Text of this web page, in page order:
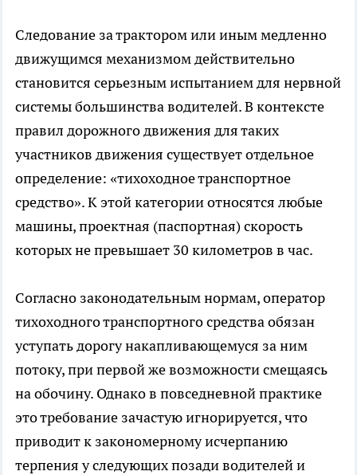
Следование за трактором или иным медленно
движущимся механизмом действительно
становится серьезным испытанием для нервной
системы большинства водителей. В контексте
правил дорожного движения для таких
участников движения существует отдельное
определение: «тихоходное транспортное
средство». К этой категории относятся любые
машины, проектная (паспортная) скорость
которых не превышает 30 километров в час.
Согласно законодательным нормам, оператор
тихоходного транспортного средства обязан
уступать дорогу накапливающемуся за ним
потоку, при первой же возможности смещаясь
на обочину. Однако в повседневной практике
это требование зачастую игнорируется, что
приводит к закономерному исчерпанию
терпения у следующих позади водителей и